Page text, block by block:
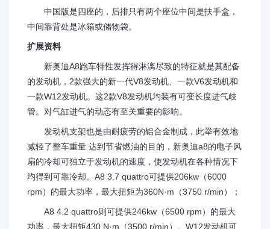
中国版是四座的，后排只有两个座位中间是扶手盒，
中间靠背处是冰箱或储物袋。
扩展资料
新奥迪A8跑车特性发挥得淋漓尽致的特征就是其配备
的发动机，2款强大的新一代V8发动机、一款V6发动机和
一款W12发动机。这2款V8发动机均装有可变长度进气歧
管。对气缸进气的动态有至关重要的影响。
发动机支架也是由耐疲劳的铝合金制成，此举有效地
减轻了整车重量 达到节省燃油的目的，新奥迪a8的电子风
扇的冷却可独立于发动机的速度，使发动机在各种情况下
均得到可靠冷却。A8 3.7 quattro可提供206kw（6000
rpm）的最大功率，最大扭矩为360N·m（3750 r/min）；
A8 4.2 quattro则可提供246kw（6500 rpm）的最大
功率，最大扭矩430 N·m（3500 r/min）。W12发动机可